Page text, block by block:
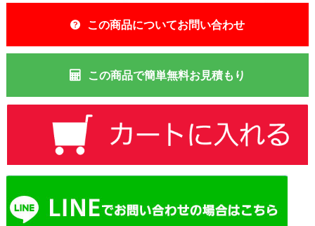
この商品についてお問い合わせ
この商品で簡単無料お見積もり